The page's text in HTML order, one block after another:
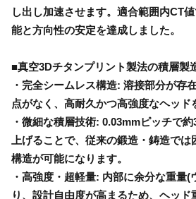
し出し加速させます。適合範囲内CT
能と方向性の安定を達成しました。
■真空3Dチタンプリント製法の積層製
・完全シームレス構造: 溶接部分が存
点がなく、高耐久かつ高強度なヘッド
・微細な積層技術: 0.03mmピッチで
上げることで、従来の鍛造・鋳造で
構造が可能になります。
・高強度・超軽量: 内部に余分な重量(
り、設計自由度が高まるため、ヘッ